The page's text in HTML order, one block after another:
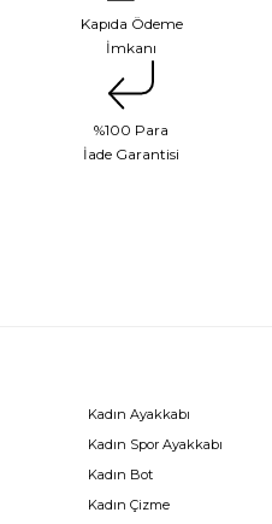
Kapıda Ödeme
İmkanı
%100 Para
İade Garantisi
Kadın Ayakkabı
Kadın Spor Ayakkabı
Kadın Bot
Kadın Çizme